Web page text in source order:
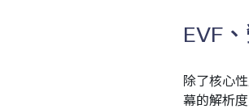
EVF
除了核心
幕的解析